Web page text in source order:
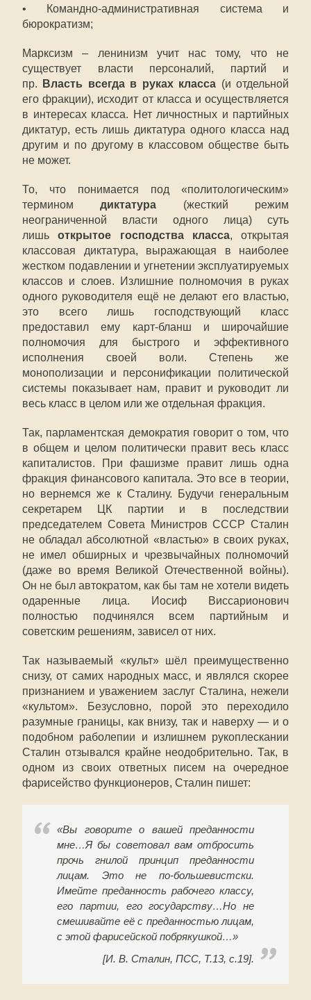
• Командно-административная система и
бюрократизм;
Марксизм – ленинизм учит нас тому, что не
существует власти персоналий, партий и
пр.
Власть всегда в руках класса (и отдельной
его фракции), исходит от класса и осуществляется
в интересах класса. Нет личностных и партийных
диктатур, есть лишь диктатура одного класса над
другим и по другому в классовом обществе быть
не может.
То, что понимается под «политологическим»
терминомдиктатура (жесткий режим
неограниченной власти одного лица) суть
лишьоткрытое господства класса, открытая
классовая диктатура, выражающая в наиболее
жестком подавлении и угнетении эксплуатируемых
классов и слоев. Излишние полномочия в руках
одного руководителя ещё не делают его властью,
это всего лишь господствующий класс
предоставил ему карт-бланш и широчайшие
полномочия для быстрого и эффективного
исполнения своей воли. Степень же
монополизации и персонификации политической
системы показывает нам, правит и руководит ли
весь класс в целом или же отдельная фракция.
Так, парламентская демократия говорит о том, что
в общем и целом политически правит весь класс
капиталистов. При фашизме правит лишь одна
фракция финансового капитала. Это все в теории,
но вернемся же к Сталину. Будучи генеральным
секретарем ЦК партии и в последствии
председателем Совета Министров СССР Сталин
не обладал абсолютной «властью» в своих руках,
не имел обширных и чрезвычайных полномочий
(даже во время Великой Отечественной войны).
Он не был автократом, как бы там не хотели видеть
одаренные лица. Иосиф Виссарионович
полностью подчинялся всем партийным и
советским решениям, зависел от них.
Так называемый «культ» шёл преимущественно
снизу, от самих народных масс, и являлся скорее
признанием и уважением заслуг Сталина, нежели
«культом». Безусловно, порой это переходило
разумные границы, как внизу, так и наверху — и о
подобном раболепии и излишнем рукоплескании
Сталин отзывался крайне неодобрительно. Так, в
одном из своих ответных писем на очередное
фарисейство функционеров, Сталин пишет:
«Вы говорите о вашей преданности
мне…Я бы советовал вам отбросить
прочь гнилой принцип преданности
лицам. Это не по-большевистски.
Имейте преданность рабочего классу,
его партии, его государству…Но не
смешивайте её с преданностью лицам,
с этой фарисейской побрякушкой…»
[И. В. Сталин, ПСС, Т.13, с.19].